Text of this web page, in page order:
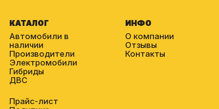
КАТАЛОГ
Автомобили в
наличии
Производители
Электромобили
Гибриды
ДВС
ИНФО
О компании
Отзывы
Контакты
Прайс-лист